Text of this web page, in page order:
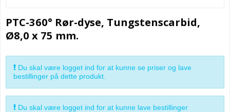
PTC-360° Rør-dyse, Tungstenscarbid,
Ø8,0 x 75 mm.
Du skal være logget ind for at kunne se priser og lave
bestillinger på dette produkt.
Du skal være logget ind for at kunne lave bestillinger